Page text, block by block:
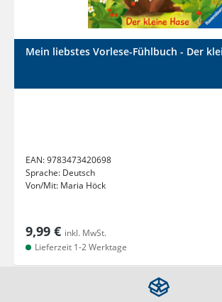
Mein liebstes Vorlese-Fühlbuch - Der
EAN:9783473420698
Sprache: Deutsch
Von/Mit: Maria Höck
9,99 € inkl. MwSt.
Lieferzeit 1-2 Werktage